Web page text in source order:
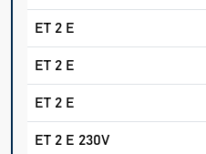
ET 2 E
ET 2 E
ET 2 E
ET 2 E 230V